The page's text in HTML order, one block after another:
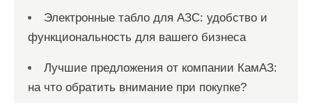
Электронные табло для АЗС: удобство и
функциональность для вашего бизнеса
Лучшие предложения от компании КамАЗ:
на что обратить внимание при покупке?